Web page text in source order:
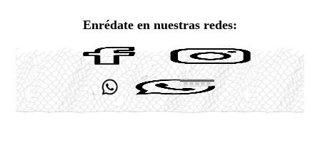
Enrédate en nuestras redes: